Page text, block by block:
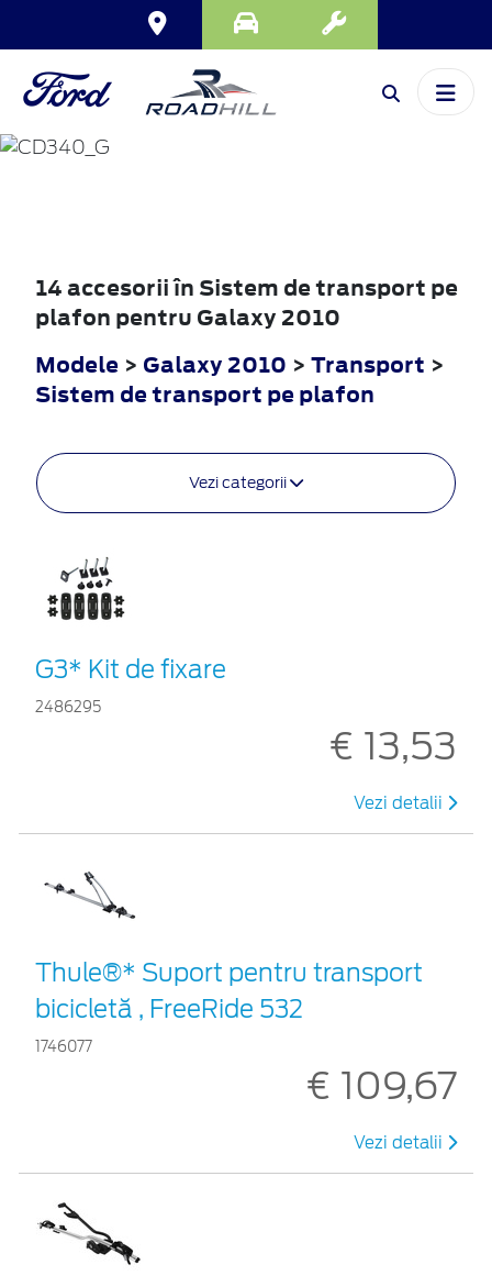
GALAXY
14 accesorii în Sistem de transport pe
plafon pentru Galaxy 2010
Modele > Galaxy 2010 > Transport >
Sistem de transport pe plafon
Vezi categorii
G3* Kit de fixare
2486295
€ 13,53
Vezi detalii
Thule®* Suport pentru transport
bicicletă , FreeRide 532
1746077
€ 109,67
Vezi detalii